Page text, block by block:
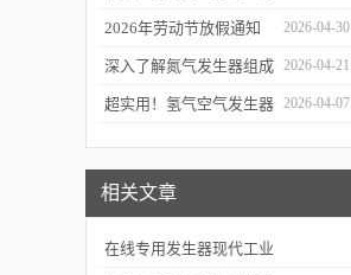
享
使用方法大揭秘
2026年劳动节放假通知 2026-04-30
深入了解氮气发生器组成
部件的功能与特点是掌握
2026-04-21
超实用！氢气空气发生器 2026-04-07
相关文章
在线专用发生器现代工业